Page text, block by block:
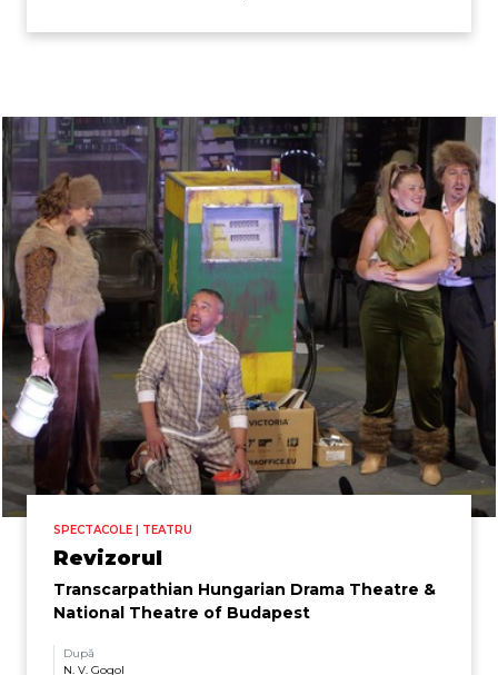
SPECTACOLE | TEATRU
Revizorul
Transcarpathian Hungarian Drama Theatre &
National Theatre of Budapest
După
N. V. Gogol